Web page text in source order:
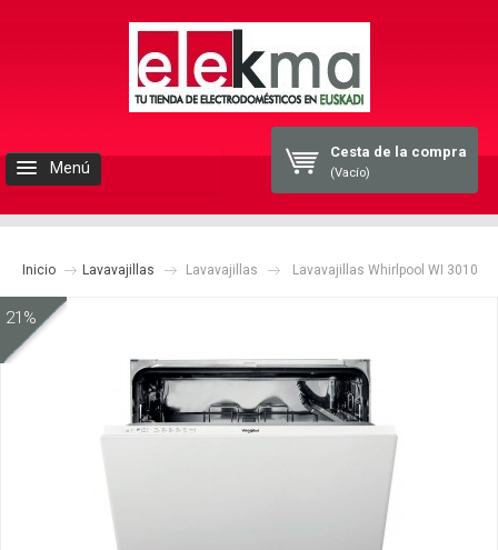
Cesta de la compra
(Vacío)
Menú
INICIO
ELEKMA
ELECTRODOMESTICOS
Inicio Lavavajillas Lavavajillas Lavavajillas Whirlpool WI 3010
21%